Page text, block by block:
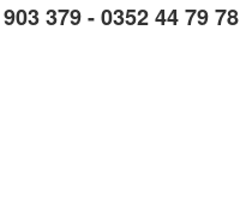
379 - 0352 44 79 78